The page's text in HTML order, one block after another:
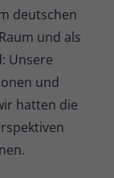
deutschen
und als
Unsere
und
hatten die
von